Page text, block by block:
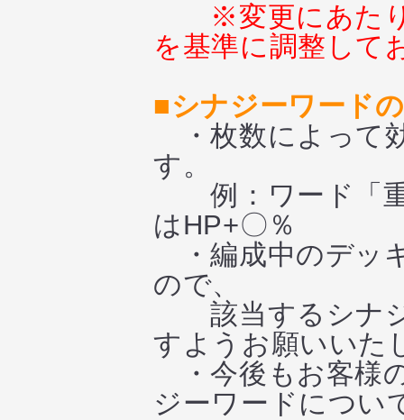
※変更にあた
を基準に調整して
■シナジーワード
・枚数によって
す。
例：ワード「重
はHP+〇％
・編成中のデッ
ので、
該当するシナジ
すようお願いいた
・今後もお客様
ジーワードについ